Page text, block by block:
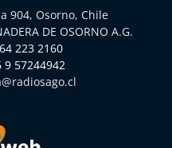
904, Osorno, Chile
DE OSORNO A.G.
223 2160
9 57244942